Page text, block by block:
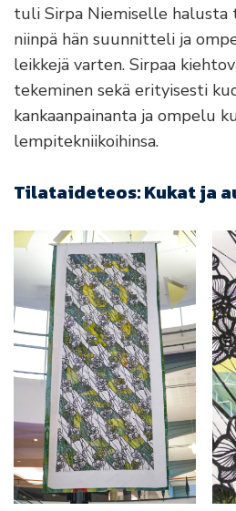
tuli Sirpa Niemiselle halusta
niinpä hän suunnitteli ja
leikkejä varten. Sirpaa
tekeminen sekä erityisesti
kankaanpainanta ja ompelu
lempitekniikoihinsa.
Tilataideteos: Kukat ja